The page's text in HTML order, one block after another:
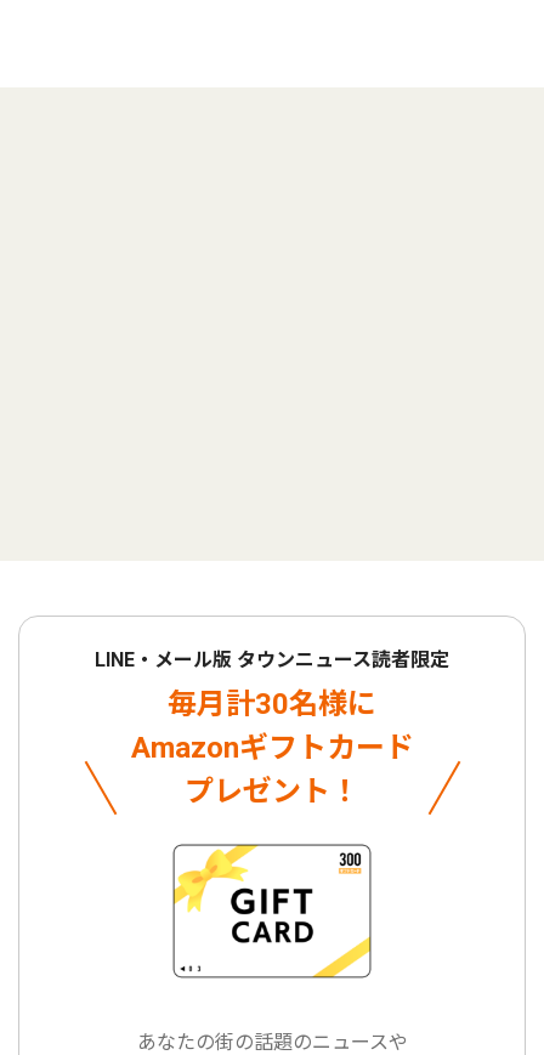
LINE・メール版 タウンニュース読者限定
毎月計30名様に
Amazonギフトカード
プレゼント！
あなたの街の話題のニュースや